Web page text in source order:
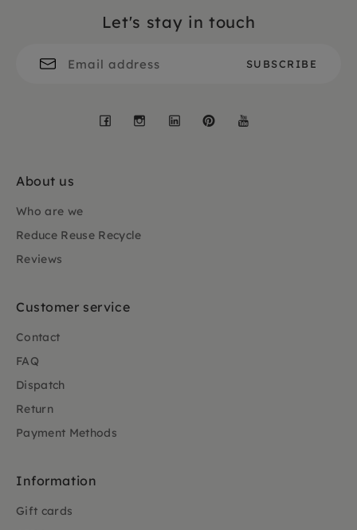
Let's stay in touch
Facebook
Instagram
LinkedInPinterest
About us
Who are we
Reduce Reuse Recycle
Reviews
Customer service
Contact
FAQ
Dispatch
Return
Payment Methods
Information
Gift cards